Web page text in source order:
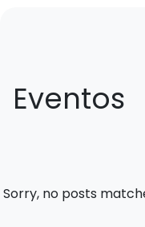
Eventos
Sorry, no posts